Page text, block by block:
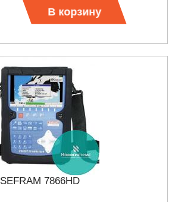
В корзину
SEFRAM 7866HD